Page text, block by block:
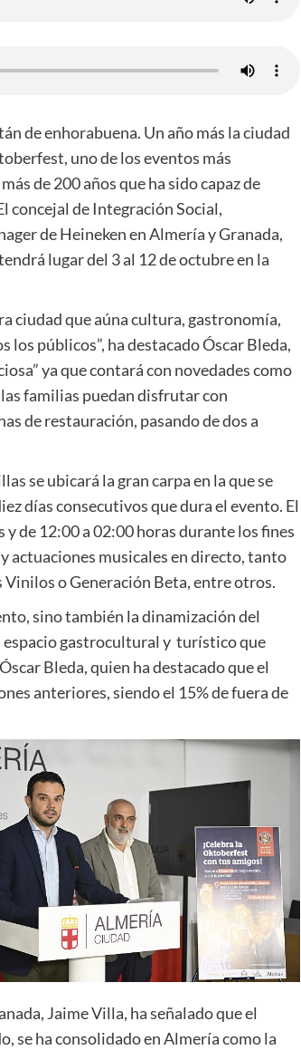
de enhorabuena. Un año más la ciudad
uno de los eventos más
de 200 años que ha sido capaz de
concejal de Integración Social,
de Heineken en Almería y Granada,
lugar del 3 al 12 de octubre en la
ciudad que aúna cultura, gastronomía,
públicos”, ha destacado Óscar Bleda,
ya que contará con novedades como
familias puedan disfrutar con
de restauración, pasando de dos a
se ubicará la gran carpa en la que se
días consecutivos que dura el evento. El
de 12:00 a 02:00 horas durante los fines
actuaciones musicales en directo, tanto
o Generación Beta, entre otros.
sino también la dinamización del
espacio gastrocultural y turístico que
Bleda, quien ha destacado que el
anteriores, siendo el 15% de fuera de
Jaime Villa, ha señalado que el
se ha consolidado en Almería como la